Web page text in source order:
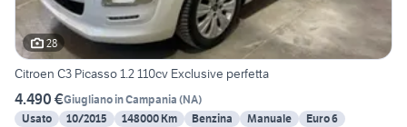
28
Citroen C3 Picasso 1.2 110cv Exclusive perfetta
4.490 €Giugliano in Campania (NA)
Usato
10/2015 148000 Km Benzina Manuale
Euro 6